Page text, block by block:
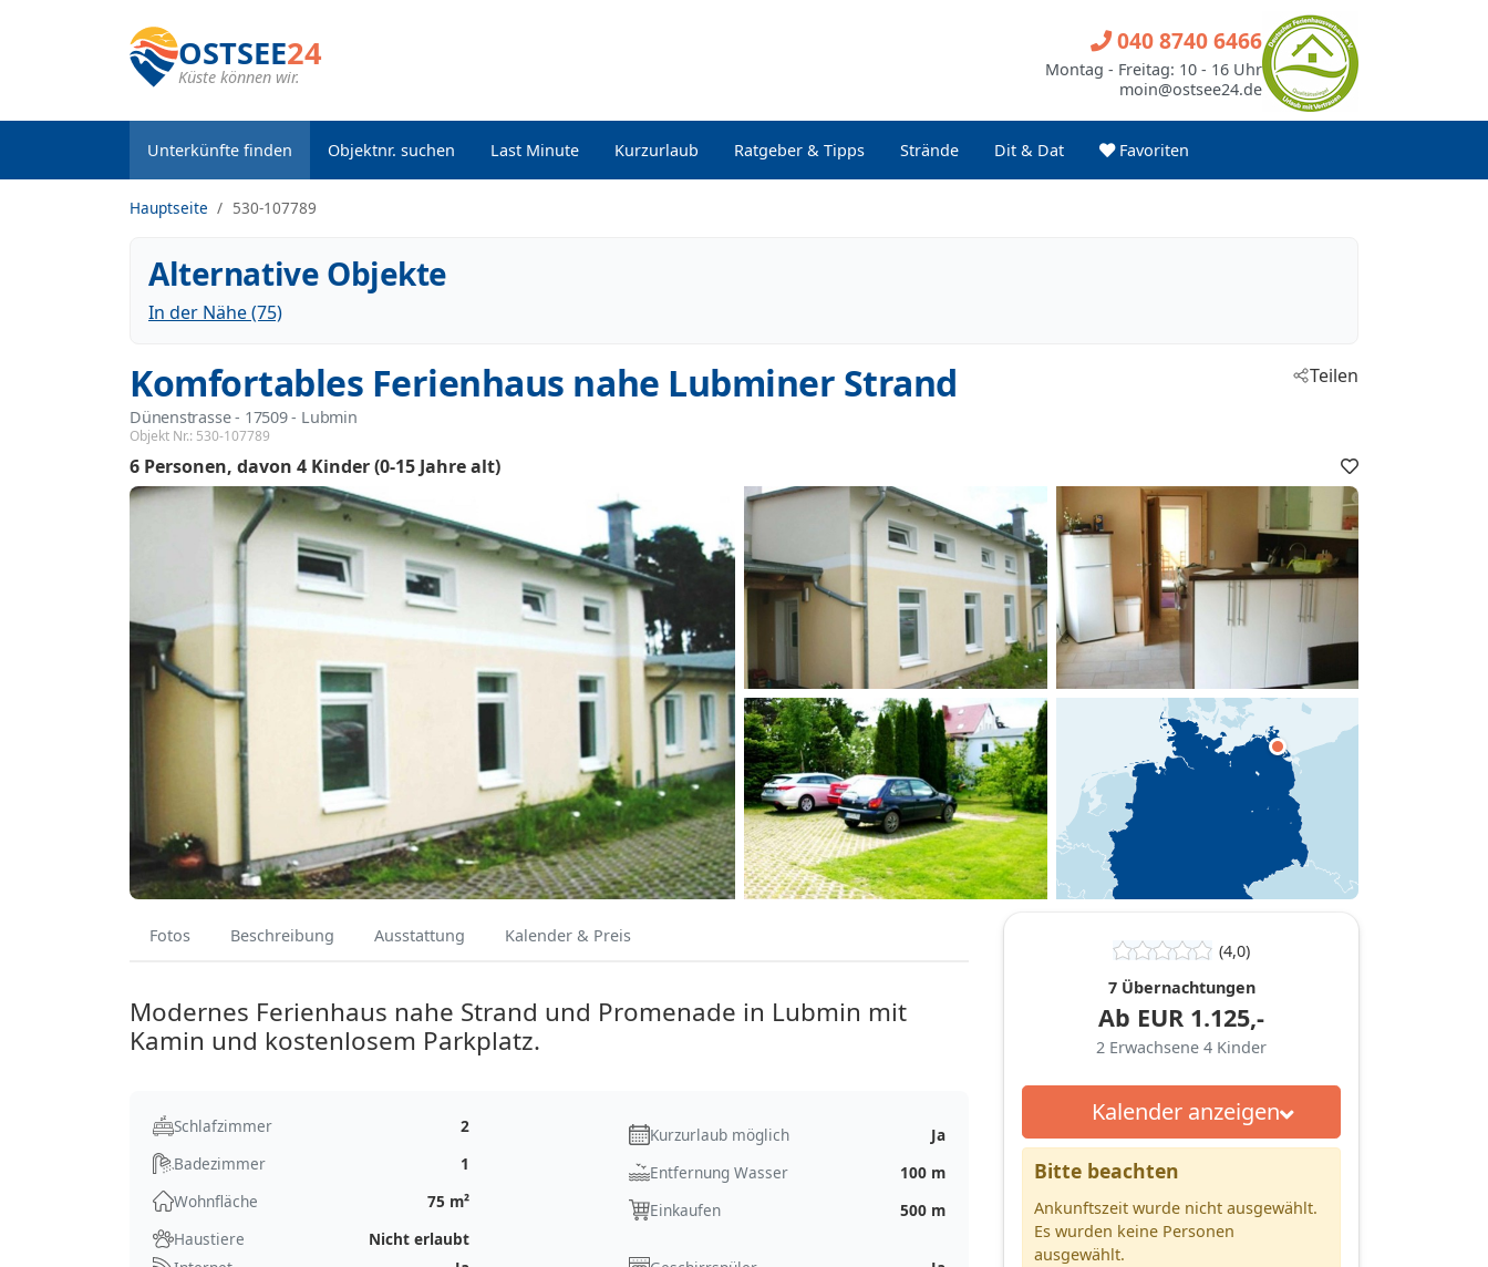
OSTSEE24
Küste können wir.
Unterkünfte finden Objektnr. suchen Last Minute Kurzurlaub Ratgeber & Tipps Strände Dit & Dat Favoriten
040 8740 6466
Montag - Freitag: 10 - 16 Uhr
moin@ostsee24.de
Hauptseite 530-107789
Alternative Objekte
In der Nähe (75)
Komfortables Ferienhaus nahe Lubminer Strand
Dünenstrasse - 17509 - Lubmin
Objekt Nr.: 530-107789
Teilen
6 Personen davon 4 Kinder (0-15 Jahre alt)
Fotos Beschreibung Ausstattung Kalender & Preis
Modernes Ferienhaus nahe Strand und Promenade in Lubmin mit
Kamin und kostenlosem Parkplatz.
Schlafzimmer
2
Badezimmer
1
Wohnfläche
75 m²
Haustiere
Nicht erlaubt
Kurzurlaub möglich
Ja
Entfernung Wasser
100 m
Einkaufen
500 m
(4,0)
7 Übernachtungen
Ab EUR 1.125,-
2 Erwachsene 4 Kinder
Kalender anzeigen
Bitte beachten
Ankunftszeit wurde nicht ausgewählt.
Es wurden keine Personen
ausgewählt.